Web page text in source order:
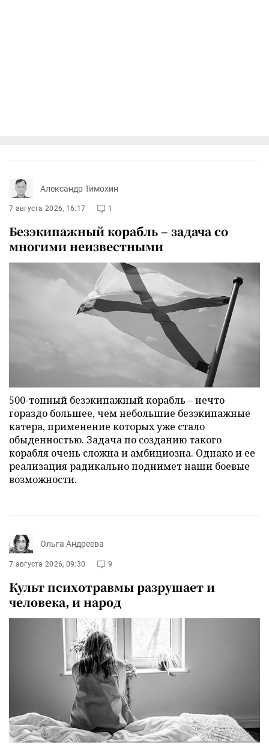
Александр Тимохин
7 августа 2026, 16:17 1
Безэкипажный корабль – задача со
многими неизвестными
500-тонный безэкипажный корабль – нечто
гораздо большее, чем небольшие безэкипажные
катера, применение которых уже стало
обыденностью. Задача по созданию такого
корабля очень сложна и амбициозна. Однако и ее
реализация радикально поднимет наши боевые
возможности.
Ольга Андреева
7 августа 2026, 09:30 9
Культ психотравмы разрушает и
человека, и народ